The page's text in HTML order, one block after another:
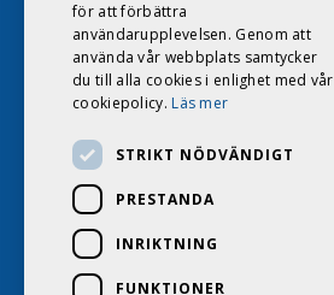
för att förbättra
användarupplevelsen. Genom att
använda vår webbplats samtycker
du till alla cookies i enlighet med vår
cookiepolicy. Läs mer
STRIKT NÖDVÄNDIGT
PRESTANDA
INRIKTNING
FUNKTIONER